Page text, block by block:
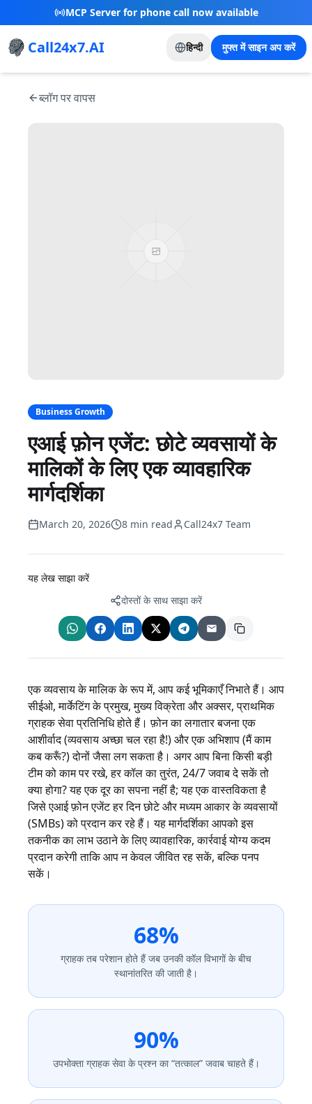
New Referral Program - Join now and grow with
us!
Call24x7.AI हिन्दी मुफ्त में साइन अप करें
ब्लॉग पर वापस
Business Growth
एआई फ़ोन एजेंट: छोटे व्यवसायों के
मालिकों के लिए एक व्यावहारिक
मार्गदर्शिका
March 20, 2026 8 min read Call24x7 Team
यह लेख साझा करें
दोस्तों के साथ साझा करें
एक व्यवसाय के मालिक के रूप में, आप कई भूमिकाएँ निभाते हैं। आप
सीईओ, मार्केटिंग के प्रमुख, मुख्य विक्रेता और अक्सर, प्राथमिक
ग्राहक सेवा प्रतिनिधि होते हैं। फ़ोन का लगातार बजना एक
आशीर्वाद (व्यवसाय अच्छा चल रहा है!) और एक अभिशाप (मैं काम
कब करूँ?) दोनों जैसा लग सकता है। अगर आप बिना किसी बड़ी
टीम को काम पर रखे, हर कॉल का तुरंत, 24/7 जवाब दे सकें तो
क्या होगा? यह एक दूर का सपना नहीं है; यह एक वास्तविकता है
जिसे एआई फ़ोन एजेंट हर दिन छोटे और मध्यम आकार के व्यवसायों
(SMBs) को प्रदान कर रहे हैं। यह मार्गदर्शिका आपको इस
तकनीक का लाभ उठाने के लिए व्यावहारिक, कार्रवाई योग्य कदम
प्रदान करेगी ताकि आप न केवल जीवित रह सकें, बल्कि पनप
सकें।
68%
ग्राहक तब परेशान होते हैं जब उनकी कॉल विभागों के बीच
स्थानांतरित की जाती है।
90%
उपभोक्ता ग्राहक सेवा के प्रश्न का “तत्काल” जवाब चाहते हैं।